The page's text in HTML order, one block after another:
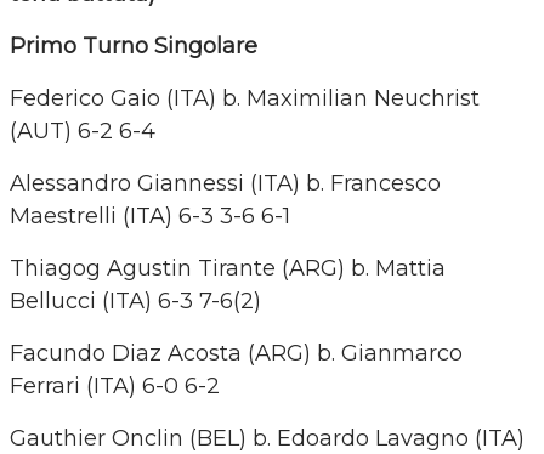
Primo Turno Singolare
Federico Gaio (ITA) b. Maximilian Neuchrist
(AUT) 6-2 6-4
Alessandro Giannessi (ITA) b. Francesco
Maestrelli (ITA) 6-3 3-6 6-1
Thiagog Agustin Tirante (ARG) b. Mattia
Bellucci (ITA) 6-3 7-6(2)
Facundo Diaz Acosta (ARG) b. Gianmarco
Ferrari (ITA) 6-0 6-2
Gauthier Onclin (BEL) b. Edoardo Lavagno (ITA)